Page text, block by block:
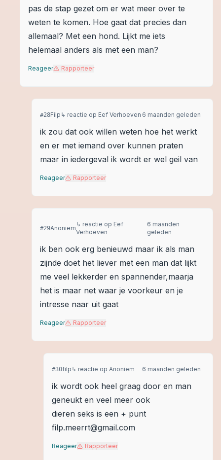
pas de stap gezet om er wat meer over te
weten te komen. Hoe gaat dat precies dan
allemaal? Met een hond. Lijkt me iets
helemaal anders als met een man?
Reageer Rapporteer
#28Filp ↳ reactie op Eef Verhoeven 6 maanden geleden
ik zou dat ook willen weten hoe het werkt
en er met iemand over kunnen praten
maar in iedergeval ik wordt er wel geil van
Reageer Rapporteer
#29Anoniem
↳ reactie op Eef
Verhoeven
6 maanden
geleden
ik ben ook erg benieuwd maar ik als man
zijnde doet het liever met een man dat lijkt
me veel lekkerder en spannender,maarja
het is maar net waar je voorkeur en je
intresse naar uit gaat
Reageer Rapporteer
#30filp ↳ reactie op Anoniem 6 maanden geleden
ik wordt ook heel graag door en man
geneukt en veel meer ook
dieren seks is een + punt
filp.meerrt@gmail.com
Reageer Rapporteer